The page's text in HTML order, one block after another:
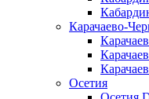
Карачаево-
Осетия